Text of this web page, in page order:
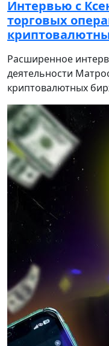
Интервью с
торговых
Расширенное
деятельности
криптовалютных